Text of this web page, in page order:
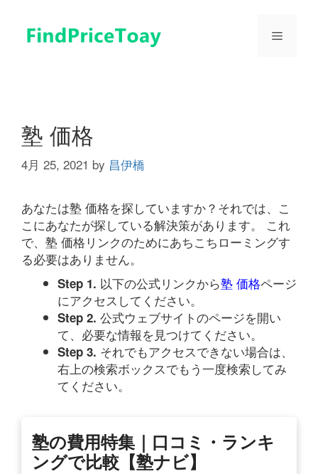
メ
塾 価格
4月 25, 2021 by 昌伊橋
あなたは塾 価格を探していますか？それでは、こ
こにあなたが探している解決策があります。 これ
で、塾 価格リンクのためにあちこちローミングす
る必要はありません。
Step 1. 以下の公式リンクから塾 価格ページ
にアクセスしてください。
Step 2. 公式ウェブサイトのページを開い
て、必要な情報を見つけてください。
Step 3. それでもアクセスできない場合は、
右上の検索ボックスでもう一度検索してみ
てください。
塾の費用特集｜口コミ・ランキ
ングで比較【塾ナビ】